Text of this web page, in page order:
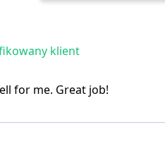
klient
for me. Great job!